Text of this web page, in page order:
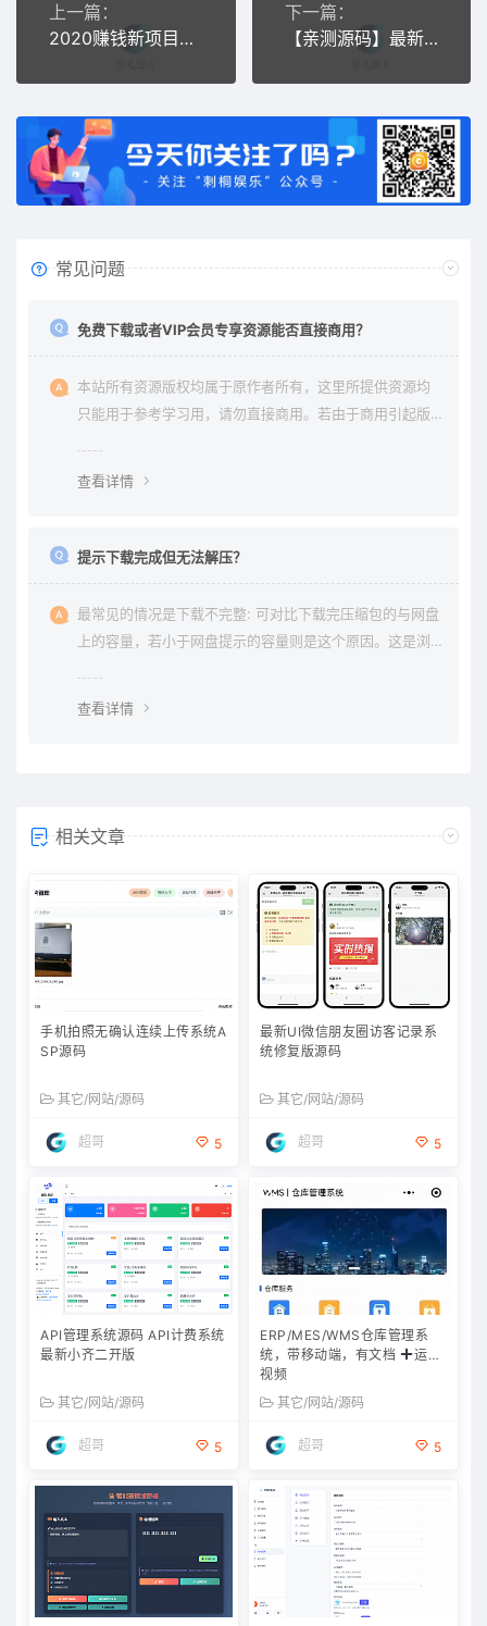
上一篇：
2020赚钱新项目在线付费起名源码_宝宝起名_八字起名_周易取名_周易八字起名平台网站
下一篇：
【亲测源码】最新Laynews内核仿阿怪资源网源码
常见问题
免费下载或者VIP会员专享资源能否直接商用？
本站所有资源版权均属于原作者所有，这里所提供资源均
只能用于参考学习用，请勿直接商用。若由于商用引起版
查看详情
提示下载完成但无法解压？
最常见的情况是下载不完整: 可对比下载完压缩包的与网盘
上的容量，若小于网盘提示的容量则是这个原因。这是浏
查看详情
相关文章
手机拍照无确认连续上传系统A
SP源码
其它/网站/源码
超哥 5
最新UI微信朋友圈访客记录系
统修复版源码
其它/网站/源码
超哥 5
API管理系统源码 API计费系统
最新小齐二开版
其它/网站/源码
超哥 5
ERP/MES/WMS仓库管理系
统，带移动端，有文档
运行
视频
其它/网站/源码
超哥 5